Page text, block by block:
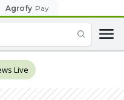
Agrofy Pay
Live